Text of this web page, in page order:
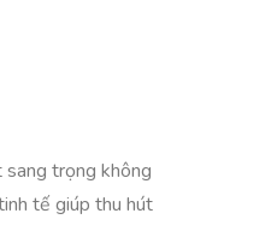
sang trọng không
tế giúp thu hút